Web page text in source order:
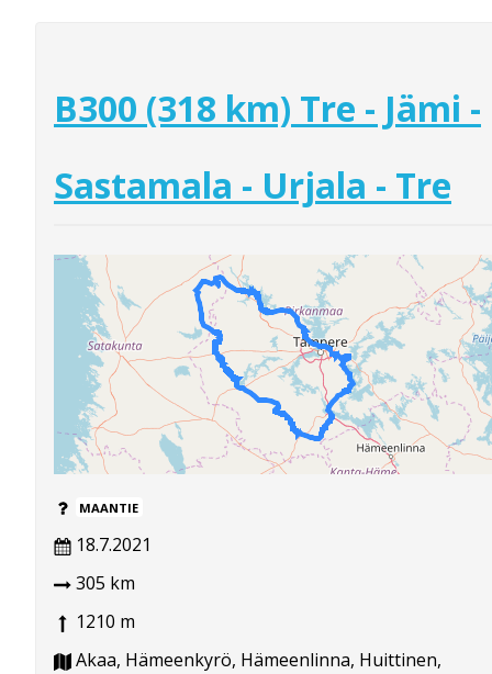
B300 (318 km) Tre - Jämi -
Sastamala - Urjala - Tre
MAANTIE
18.7.2021
305 km
1210 m
Akaa, Hämeenkyrö, Hämeenlinna, Huittinen,